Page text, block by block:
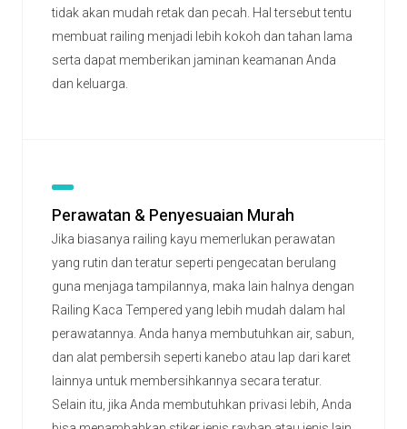
tidak akan mudah retak dan pecah. Hal tersebut tentu
membuat railing menjadi lebih kokoh dan tahan lama
serta dapat memberikan jaminan keamanan Anda
dan keluarga.
Perawatan & Penyesuaian Murah
Jika biasanya railing kayu memerlukan perawatan
yang rutin dan teratur seperti pengecatan berulang
guna menjaga tampilannya, maka lain halnya dengan
Railing Kaca Tempered yang lebih mudah dalam hal
perawatannya. Anda hanya membutuhkan air, sabun,
dan alat pembersih seperti kanebo atau lap dari karet
lainnya untuk membersihkannya secara teratur.
Selain itu, jika Anda membutuhkan privasi lebih, Anda